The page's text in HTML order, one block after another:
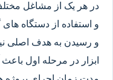
در هر یک از مشاغل
و استفاده از دستگاه
و رسیدن به هدف اصلی
ابزار در مرحله اول